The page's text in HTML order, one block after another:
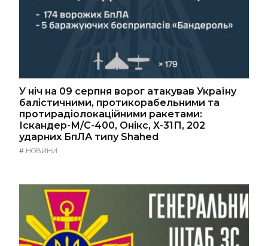
У ніч на 09 серпня ворог атакував Україну
балістичними, протикорабельними та
протирадіолокаційними ракетами:
Іскандер-М/С-400, Онікс, Х-31П, 202
ударних БпЛА типу Shahed
# НОВИНИ